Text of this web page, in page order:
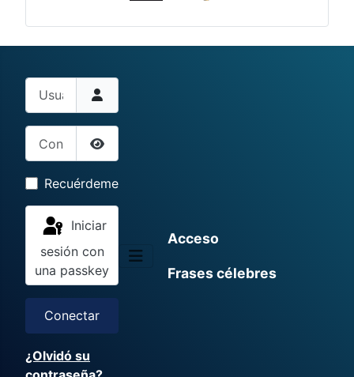
Usuario
Contraseña
Mostrar contraseña
Recuérdeme
sesión con
una passkey
Conectar
¿Olvidó su
Acceso
Frases célebres